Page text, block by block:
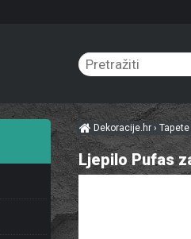
Ljepilo Pufas
Dekoracije.hr›